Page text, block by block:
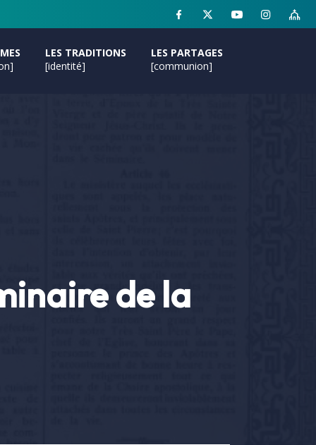
LES TRADITIONS
[identité]
LES PARTAGES
[communion]
de la